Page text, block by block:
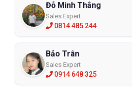
Đỗ Minh Thắng
Sales Expert
0814 485 244
Bảo Trân
Sales Expert
0914 648 325